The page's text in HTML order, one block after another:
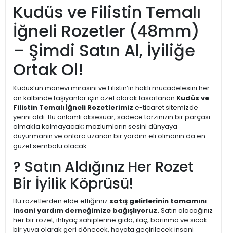
Kudüs ve Filistin Temalı
İğneli Rozetler (48mm)
– Şimdi Satın Al, İyiliğe
Ortak Ol!
Kudüs’ün manevi mirasını ve Filistin’in haklı mücadelesini her
an kalbinde taşıyanlar için özel olarak tasarlanan Kudüs ve
Filistin Temalı İğneli Rozetlerimiz e-ticaret sitemizde
yerini aldı. Bu anlamlı aksesuar, sadece tarzınızın bir parçası
olmakla kalmayacak; mazlumların sesini dünyaya
duyurmanın ve onlara uzanan bir yardım eli olmanın da en
güzel sembolü olacak.
? Satın Aldığınız Her Rozet
Bir İyilik Köprüsü!
Bu rozetlerden elde ettiğimiz satış gelirlerinin tamamını
insani yardım derneğimize bağışlıyoruz.Satın alacağınız
her bir rozet; ihtiyaç sahiplerine gıda, ilaç, barınma ve sıcak
bir yuva olarak geri dönecek, hayata geçirilecek insani